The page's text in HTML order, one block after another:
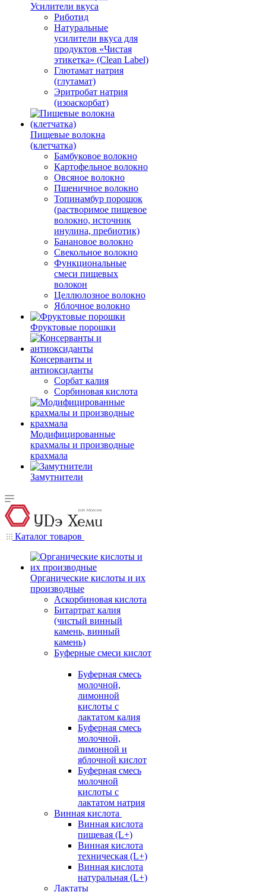
Усилители вкуса
Риботид
Натуральные
усилители вкуса для
продуктов «Чистая
этикетка» (Clean Label)
Глютамат натрия
(глутамат)
Эритробат натрия
(изоаскорбат)
Пищевые волокна
(клетчатка)
Бамбуковое волокно
Картофельное волокно
Овсяное волокно
Пшеничное волокно
Топинамбур порошок
(растворимое пищевое
волокно, источник
инулина, пребиотик)
Банановое волокно
Свекольное волокно
Функциональные
смеси пищевых
волокон
Целлюлозное волокно
Яблочное волокно
Фруктовые порошки
Консерванты и
антиоксиданты
Сорбат калия
Сорбиновая кислота
Модифицированные
крахмалы и производные
крахмала
Замутнители
Каталог товаров
Органические кислоты и их
производные
Аскорбиновая кислота
Битартрат калия
(чистый винный
камень, винный
камень)
Буферные смеси кислот
Буферная смесь
молочной,
лимонной
кислоты с
лактатом калия
Буферная смесь
молочной,
лимонной и
яблочной кислот
Буферная смесь
молочной
кислоты с
лактатом натрия
Винная кислота
Винная кислота
пищевая (L+)
Винная кислота
техническая (L+)
Винная кислота
натуральная (L+)
Лактаты